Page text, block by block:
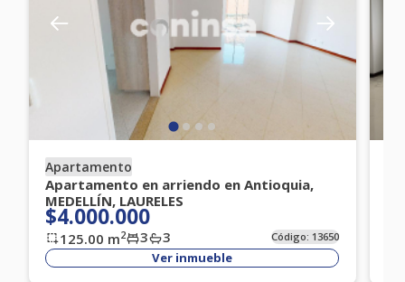
Apartamento
Apartamento en arriendo en Antioquia,
MEDELLÍN, LAURELES
$4.000.000
125.00 m2 3 3 Código: 13650
Ver inmueble